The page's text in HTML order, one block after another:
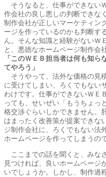
そうなると、仕事ができない
作会社の良し悪しの判断できな
制作会社が正しいマーケティン
ージを作っているのかも判断す
ん。そんな知識と経験がないＷ
と、悪徳なホームページ制作会
「このＷＥＢ担当者は何も知
てやろう」
そうやって、法外な価格の見
に受けてしまい、ろくでもない
わけです。仕事ができないＷＥ
っても、せいぜい「もうちょっ
格交渉ぐらいしかできません。
はまったく改善策が提案できな
ジ制作会社に、ろくでもない法
ホームページを作ってしまうので
ここまでの話を聞くと、みな
見つければ、良いホームページ
いでしょうか。しかし、制作過